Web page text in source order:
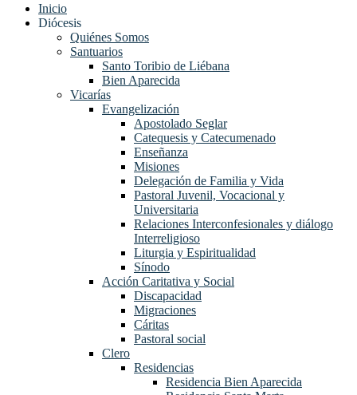
Inicio
Diócesis
Quiénes Somos
Santuarios
Santo Toribio de Liébana
Bien Aparecida
Vicarías
Evangelización
Apostolado Seglar
Catequesis y Catecumenado
Enseñanza
Misiones
Delegación de Familia y Vida
Pastoral Juvenil, Vocacional y
Universitaria
Relaciones Interconfesionales y diálogo
Interreligioso
Liturgia y Espiritualidad
Sínodo
Acción Caritativa y Social
Discapacidad
Migraciones
Cáritas
Pastoral social
Clero
Residencias
Residencia Bien Aparecida